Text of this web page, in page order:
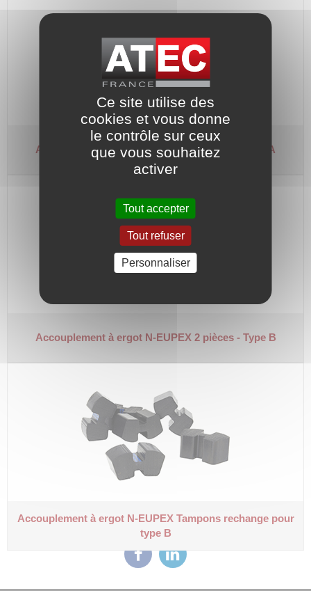
Accouplement à ergot N-EUPEX3 pièces - Type A
Accouplement à ergot N-EUPEX2 pièces - Type B
Accouplement à ergot N-EUPEXTampons rechange pour
type B
Ce site utilise des
cookies et vous donne
le contrôle sur ceux
que vous souhaitez
activer
Tout accepter
Tout refuser
Personnaliser